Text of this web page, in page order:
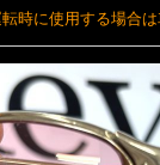
時に使用する場合